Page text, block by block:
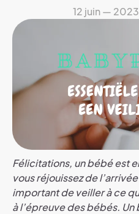
12 juin — 2023
Félicitations, un bébé est
vous réjouissez de
important de veiller à ce
à l’épreuve des bébés.